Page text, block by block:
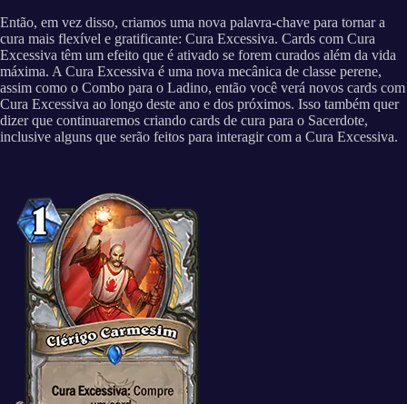
Então, em vez disso, criamos uma nova palavra-chave para tornar a
cura mais flexível e gratificante: Cura Excessiva. Cards com Cura
Excessiva têm um efeito que é ativado se forem curados além da vida
máxima. A Cura Excessiva é uma nova mecânica de classe perene,
assim como o Combo para o Ladino, então você verá novos cards com
Cura Excessiva ao longo deste ano e dos próximos. Isso também quer
dizer que continuaremos criando cards de cura para o Sacerdote,
inclusive alguns que serão feitos para interagir com a Cura Excessiva.